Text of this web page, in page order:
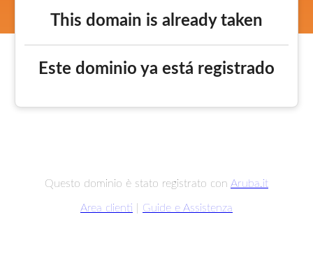
This domain is already taken
Este dominio ya está registrado
Questo dominio è stato registrato con Aruba.it
Area clienti Guide e Assistenza